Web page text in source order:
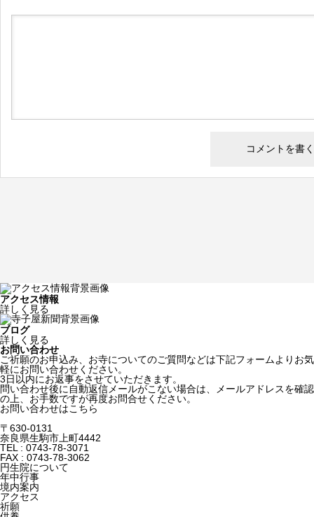
アクセス情報
詳しく見る
ブログ
詳しく見る
お問い合わせ
ご祈願のお申込み、お寺についてのご質問などは下記フォームよりお気
軽にお問い合わせください。
3日以内にお返事をさせていただきます。
問い合わせ後に自動返信メールがこない場合は、メールアドレスを確認
の上、お手数ですが再度お問合せください。
お問い合わせはこちら
〒630-0131
奈良県生駒市上町4442
TEL : 0743-78-3071
FAX : 0743-78-3062
円生院について
年中行事
境内案内
アクセス
祈願